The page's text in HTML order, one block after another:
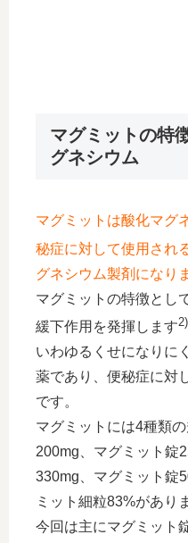
マグミットの特
グネシウム
マグミットは酸化マグ
秘症に対して使用され
グネシウム製剤になり
マグミットの特徴とし
緩下作用を発揮します2)
いわゆるくせになりに
薬であり、便秘症に対
です。
マグミットには4種類
200mg、マグミット錠
330mg、マグミット錠
ミット細粒83%があり
今回は主にマグミット